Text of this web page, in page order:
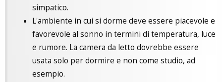
simpatico.
L'ambiente in cui si dorme deve essere piacevole e
favorevole al sonno in termini di temperatura, luce
e rumore. La camera da letto dovrebbe essere
usata solo per dormire e non come studio, ad
esempio.